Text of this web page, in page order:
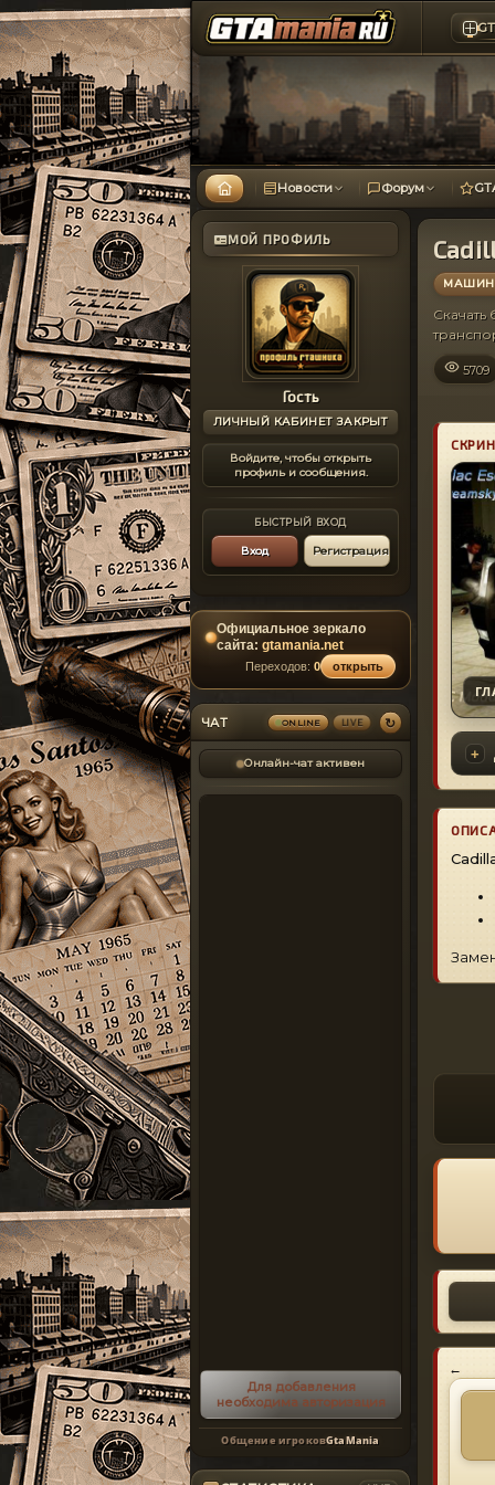
Новости Форум
МОЙ ПРОФИЛЬ
Гость
ЛИЧНЫЙ КАБИНЕТ ЗАКРЫТ
Войдите, чтобы открыть
профиль и сообщения.
БЫСТРЫЙ ВХОД
Вход Регистрация
Официальное зеркало
сайта: gtamania.net
Переходов: 0 открыть
ЧАТ ONLINE LIVE ↻
Онлайн-чат активен
Для добавления
необходима авторизация
Общение игроковGtaMania
Скачать
5709
←